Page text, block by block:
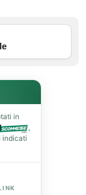
in
,
indicati